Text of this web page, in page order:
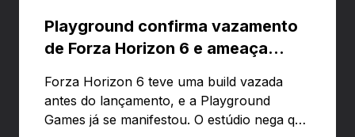
Playground confirma vazamento
de Forza Horizon 6 e ameaça
Forza Horizon 6 teve uma build vazada
antes do lançamento, e a Playground
Games já se manifestou. O estúdio nega que